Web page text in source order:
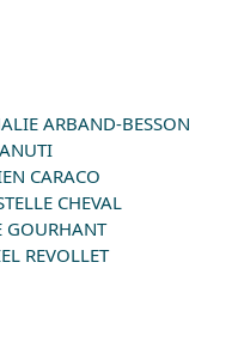
ARBAND-BESSON
CARACO
CHEVAL
GOURHANT
REVOLLET